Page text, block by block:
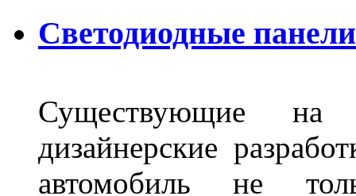
Светодиодные
Существующие
дизайнерские
автомобиль не